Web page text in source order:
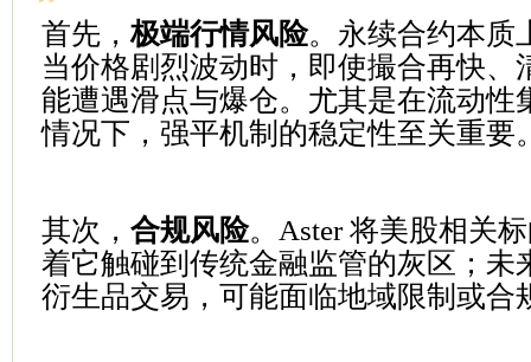
首先，极端行情风险。永续合约本质
当价格剧烈波动时，即使撮合再快、
能遭遇滑点与爆仓。尤其是在流动性
情况下，强平机制的稳定性至关重要
其次， 合规风险。Aster 将美股相关
着它触碰到传统金融监管的灰区；未
衍生品交易，可能面临地域限制或合